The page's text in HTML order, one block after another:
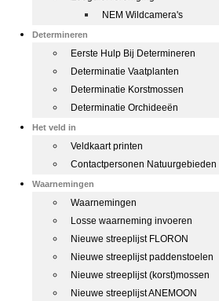
NEM Wildcamera's
Determineren
Eerste Hulp Bij Determineren
Determinatie Vaatplanten
Determinatie Korstmossen
Determinatie Orchideeën
Het veld in
Veldkaart printen
Contactpersonen Natuurgebieden
Waarnemingen
Waarnemingen
Losse waarneming invoeren
Nieuwe streeplijst FLORON
Nieuwe streeplijst paddenstoelen
Nieuwe streeplijst (korst)mossen
Nieuwe streeplijst ANEMOON